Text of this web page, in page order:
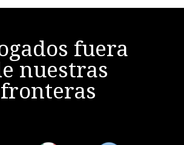
fuera
nuestras
fronteras